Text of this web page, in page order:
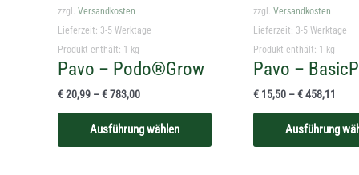
zzgl. Versandkosten
Lieferzeit: 3-5 Werktage
Produkt enthält: 1 kg
Pavo – Podo®Grow
€20,99 –€783,00
Ausführung wählen
Varianten
der
zzgl. Versandkosten
Lieferzeit: 3-5 Werktage
Produkt enthält: 1 kg
Pavo –
€ 15,50 –€458,11
Ausführung